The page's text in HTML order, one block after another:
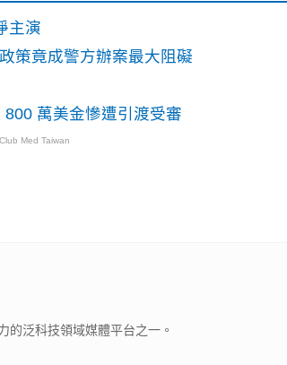
主演
策竟成警方辦案最大阻礙
萬美金慘遭引渡受審
Med Taiwan
的泛科技領域媒體平台之一。